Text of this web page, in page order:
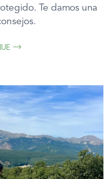
Te damos una